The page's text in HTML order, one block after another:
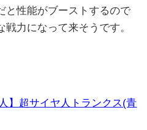
と性能がブーストするので
力になって来そうです。
】超サイヤ人トランクス(青